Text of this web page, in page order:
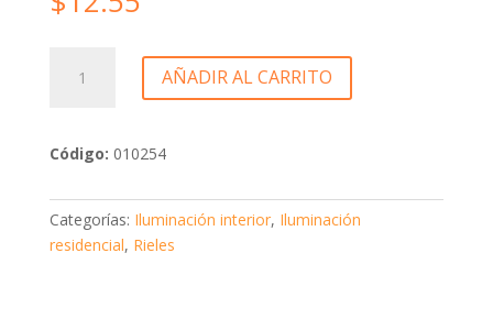
PARA
TRACK
2MT
AÑADIR AL CARRITO
Código: 010254
Categorías: Iluminación interior, Iluminación
residencial, Rieles